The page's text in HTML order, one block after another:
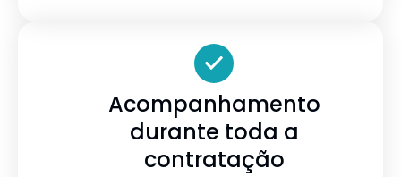
Acompanhamento
durante toda a
contratação